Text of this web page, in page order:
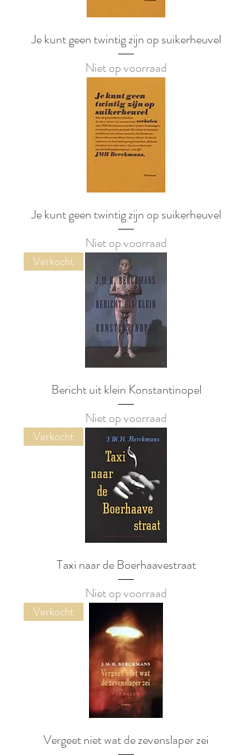
Je kunt geen twintig zijn op suikerheuvel
Niet op voorraad
Je kunt geen twintig zijn op suikerheuvel
Niet op voorraad
Verkocht
Bericht uit klein Konstantinopel
Niet op voorraad
Verkocht
Taxi naar de Boerhaavestraat
Niet op voorraad
Verkocht
Vergeet niet wat de zevenslaper zei